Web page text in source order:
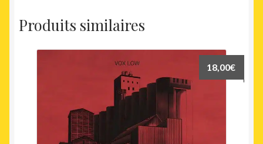
Produits similaires
18,00€